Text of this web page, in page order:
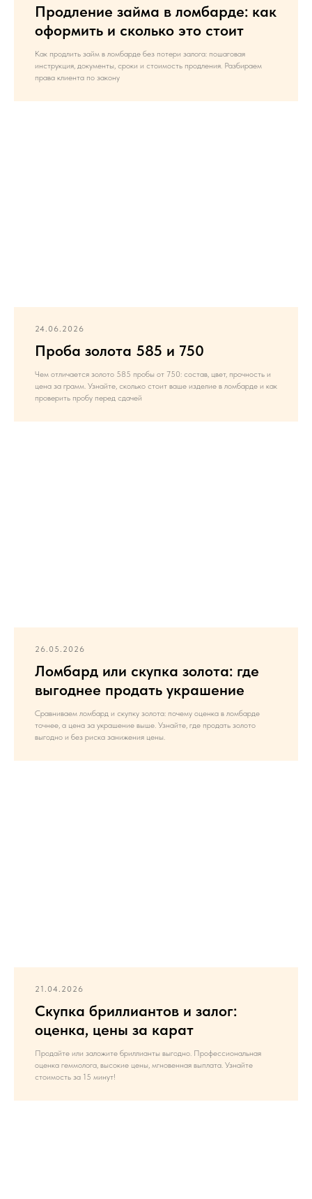
Продление займа в ломбарде: как
оформить и сколько это стоит
Как продлить займ в ломбарде без потери залога: пошаговая
инструкция, документы, сроки и стоимость продления. Разбираем
права клиента по закону
24.06.2026
Проба золота 585 и 750
Чем отличается золото 585 пробы от 750: состав, цвет, прочность и
цена за грамм. Узнайте, сколько стоит ваше изделие в ломбарде и как
проверить пробу перед сдачей
26.05.2026
Ломбард или скупка золота: где
выгоднее продать украшение
Сравниваем ломбард и скупку золота: почему оценка в ломбарде
точнее, а цена за украшение выше. Узнайте, где продать золото
выгодно и без риска занижения цены.
21.04.2026
Скупка бриллиантов и залог:
оценка, цены за карат
Продайте или заложите бриллианты выгодно. Профессиональная
оценка геммолога, высокие цены, мгновенная выплата. Узнайте
стоимость за 15 минут!